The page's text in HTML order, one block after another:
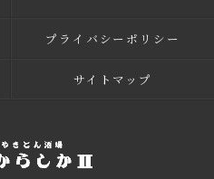
プライバシーポリシー
サイトマップ